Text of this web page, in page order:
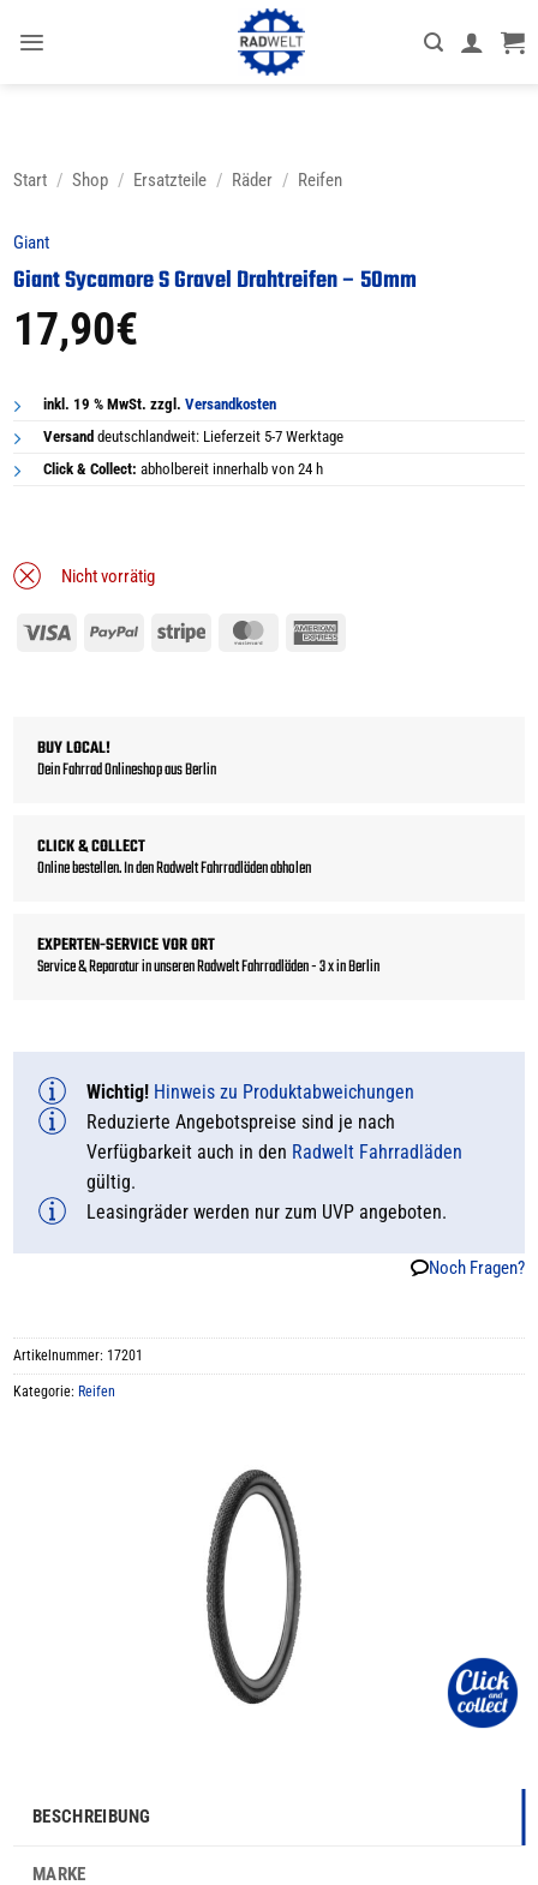
Inhalt
BESCHREIBUNG
MARKE
Start / Shop / Ersatzteile / Räder / Reifen
Giant
Giant Sycamore S Gravel Drahtreifen – 50mm
17,90€
inkl. 19 % MwSt. zzgl.Versandkosten
Versand deutschlandweit: Lieferzeit 5-7 Werktage
Click & Collect: abholbereit innerhalb von 24 h
Nicht vorrätig
Visa PayPal Stripe MasterCard
BUY LOCAL!
Dein Fahrrad Onlineshop aus Berlin
CLICK & COLLECT
Online bestellen. In den Radwelt Fahrradläden abholen
EXPERTEN-SERVICE VOR ORT
Service & Reparatur in unseren Radwelt Fahrradläden - 3 x in Berlin
Wichtig! Hinweis zu Produktabweichungen
Reduzierte Angebotspreise sind je nach
Verfügbarkeit auch in den Radwelt Fahrradläden
gültig.
Leasingräder werden nur zum UVP angeboten.
Noch Fragen?
Artikelnummer: 17201
Kategorie: Reifen